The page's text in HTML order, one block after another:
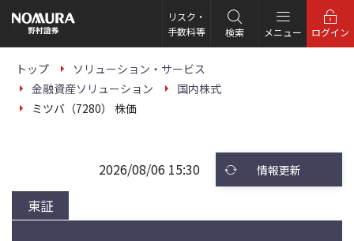
の
ー
リスク・
手数料等
検索 メニュー ログイン
トップ
ソリューション・サービス
金融資産ソリューション
国内株式
ミツバ（7280） 株価
東証
2026/08/06 15:30 情報更新